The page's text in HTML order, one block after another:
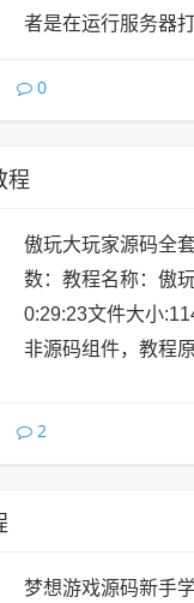
者是在运行服务器
0
程
傲玩大玩家源码全
数：教程名称：傲
0:29:23文件大小
非源码组件，教程
2
梦想游戏源码新手